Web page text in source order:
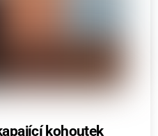
kohoutek